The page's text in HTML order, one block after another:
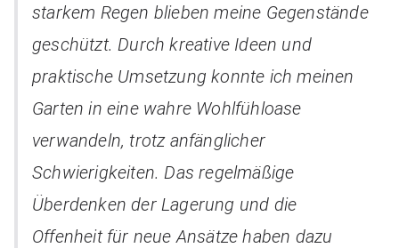
starkem Regen blieben meine Gegenstände
geschützt. Durch kreative Ideen und
praktische Umsetzung konnte ich meinen
Garten in eine wahre Wohlfühloase
verwandeln, trotz anfänglicher
Schwierigkeiten. Das regelmäßige
Überdenken der Lagerung und die
Offenheit für neue Ansätze haben dazu